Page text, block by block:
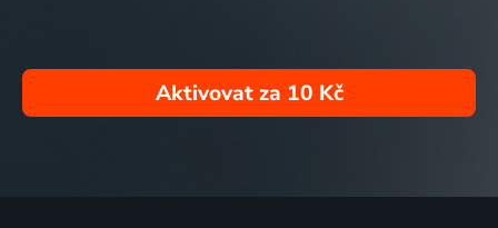
Aktivovat za 10 Kč